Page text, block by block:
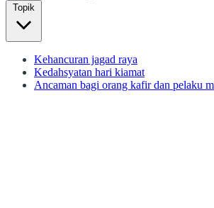
Topik
Kehancuran jagad raya
Kedahsyatan hari kiamat
Ancaman bagi orang kafir dan pelaku